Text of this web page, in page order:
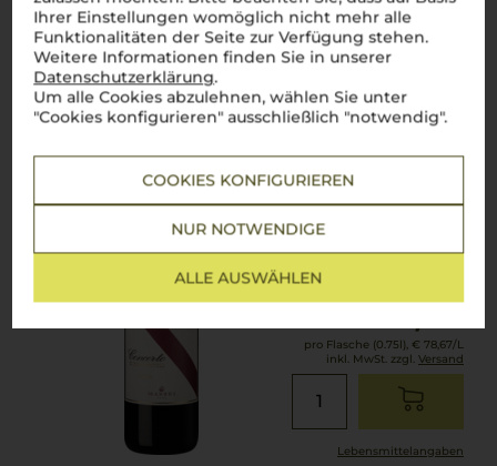
Ihrer Einstellungen womöglich nicht mehr alle
Funktionalitäten der Seite zur Verfügung stehen.
Weitere Informationen finden Sie in unserer
Datenschutzerklärung.
Um alle Cookies abzulehnen, wählen Sie unter
"Cookies konfigurieren" ausschließlich "notwendig".
COOKIES KONFIGURIEREN
NUR NOTWENDIGE
ALLE AUSWÄHLEN
Lebensmittel­angaben
2020
Concerto di Fonterutoli
Marchesi Mazzei SPA
Toskana
trocken
59,00
pro Flasche (0.75l), € 78,67/L
inkl. MwSt. zzgl. Versand
Lebensmittel­angaben